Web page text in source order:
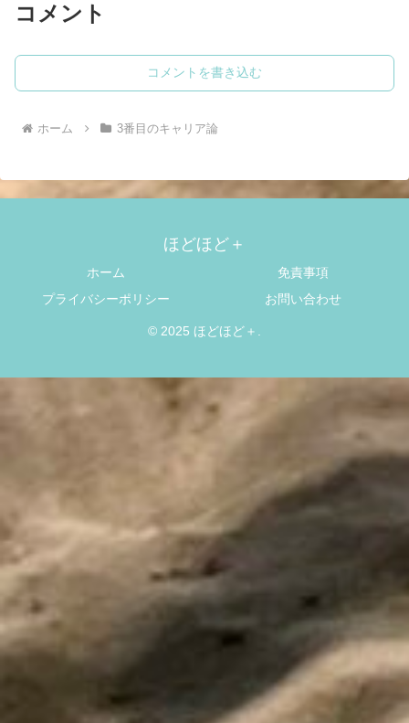
コメント
コメントを書き込む
ホーム 3番目のキャリア論
ほどほど＋
ホーム
免責事項
プライバシーポリシー
お問い合わせ
© 2025 ほどほど＋.